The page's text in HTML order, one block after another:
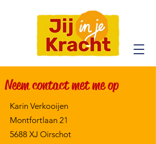
Neem contact met me op
Karin Verkooijen
Montfortlaan 21
5688 XJ Oirschot